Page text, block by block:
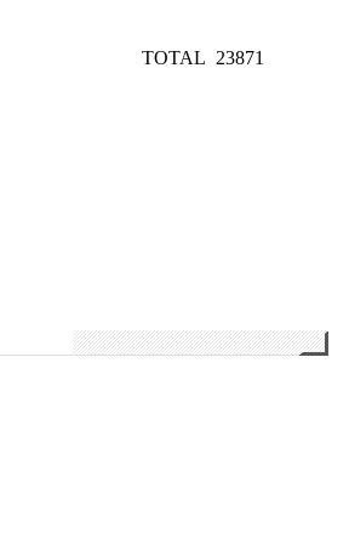
TOTAL 23871